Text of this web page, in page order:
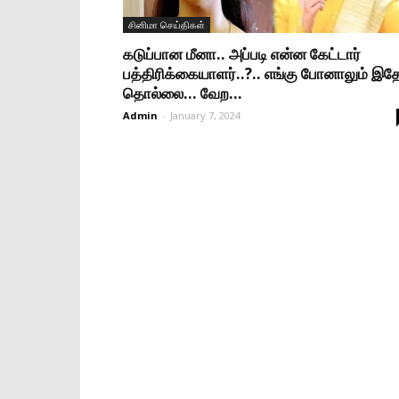
சினிமா செய்திகள்
கடுப்பான மீனா.. அப்படி என்ன கேட்டார்
பத்திரிக்கையாளர்..?.. எங்கு போனாலும்
தொல்லை… வேற...
Admin - January 7, 2024